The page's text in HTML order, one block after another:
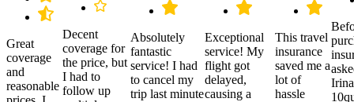
Great
coverage
and
reasonable
Decent
coverage for
the price, but
I had to
follow up
Absolutely
fantastic
service! I had
to cancel my
trip last minute
Exceptional
service! My
flight got
delayed,
causing a
This travel
insurance
saved me a
lot of
hassle